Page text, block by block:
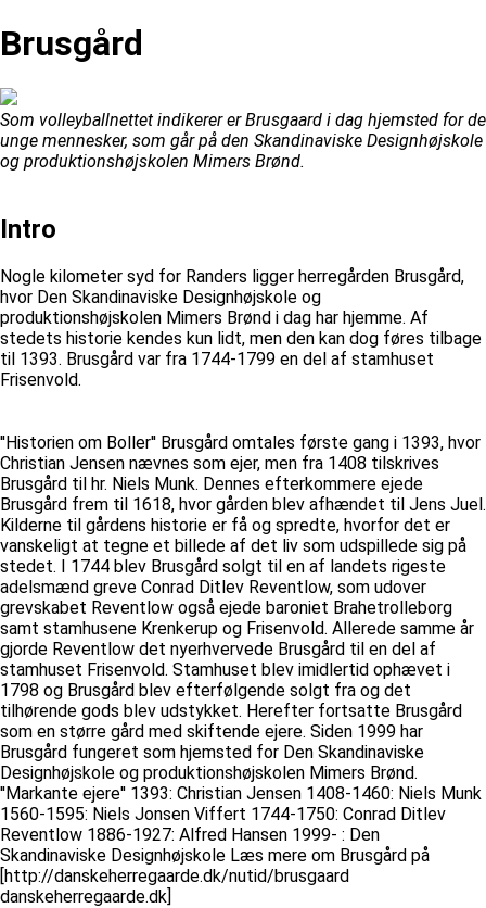
Brusgård
Som volleyballnettet indikerer er Brusgaard i dag hjemsted for de
unge mennesker, som går på den Skandinaviske Designhøjskole
og produktionshøjskolen Mimers Brønd.
Intro
Nogle kilometer syd for Randers ligger herregården Brusgård,
hvor Den Skandinaviske Designhøjskole og
produktionshøjskolen Mimers Brønd i dag har hjemme. Af
stedets historie kendes kun lidt, men den kan dog føres tilbage
til 1393. Brusgård var fra 1744-1799 en del af stamhuset
Frisenvold.
''Historien om Boller'' Brusgård omtales første gang i 1393, hvor
Christian Jensen nævnes som ejer, men fra 1408 tilskrives
Brusgård til hr. Niels Munk. Dennes efterkommere ejede
Brusgård frem til 1618, hvor gården blev afhændet til Jens Juel.
Kilderne til gårdens historie er få og spredte, hvorfor det er
vanskeligt at tegne et billede af det liv som udspillede sig på
stedet. I 1744 blev Brusgård solgt til en af landets rigeste
adelsmænd greve Conrad Ditlev Reventlow, som udover
grevskabet Reventlow også ejede baroniet Brahetrolleborg
samt stamhusene Krenkerup og Frisenvold. Allerede samme år
gjorde Reventlow det nyerhvervede Brusgård til en del af
stamhuset Frisenvold. Stamhuset blev imidlertid ophævet i
1798 og Brusgård blev efterfølgende solgt fra og det
tilhørende gods blev udstykket. Herefter fortsatte Brusgård
som en større gård med skiftende ejere. Siden 1999 har
Brusgård fungeret som hjemsted for Den Skandinaviske
Designhøjskole og produktionshøjskolen Mimers Brønd.
''Markante ejere'' 1393: Christian Jensen 1408-1460: Niels Munk
1560-1595: Niels Jonsen Viffert 1744-1750: Conrad Ditlev
Reventlow 1886-1927: Alfred Hansen 1999- : Den
Skandinaviske Designhøjskole Læs mere om Brusgård på
[http://danskeherregaarde.dk/nutid/brusgaard
danskeherregaarde.dk]